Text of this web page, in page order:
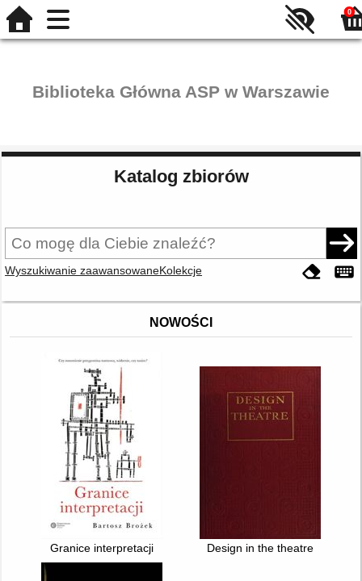
0
Biblioteka Główna ASP w Warszawie
Katalog zbiorów
Wyszukiwanie zaawansowaneKolekcje
NOWOŚCI
Granice interpretacji Design in the theatre